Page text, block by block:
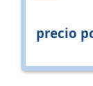
precio